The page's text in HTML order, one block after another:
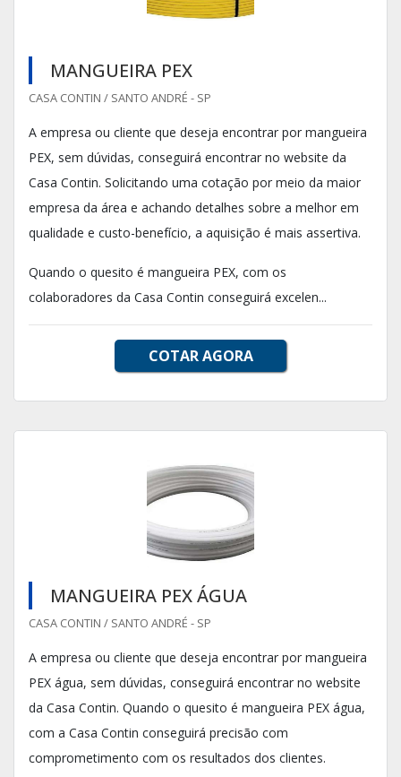
MANGUEIRA PEX
CASA CONTIN / SANTO ANDRÉ - SP
A empresa ou cliente que deseja encontrar por mangueira
PEX, sem dúvidas, conseguirá encontrar no website da
Casa Contin. Solicitando uma cotação por meio da maior
empresa da área e achando detalhes sobre a melhor em
qualidade e custo-benefício, a aquisição é mais assertiva.
Quando o quesito é mangueira PEX, com os
colaboradores da Casa Contin conseguirá excelen...
COTAR AGORA
MANGUEIRA PEX ÁGUA
CASA CONTIN / SANTO ANDRÉ - SP
A empresa ou cliente que deseja encontrar por mangueira
PEX água, sem dúvidas, conseguirá encontrar no website
da Casa Contin. Quando o quesito é mangueira PEX água,
com a Casa Contin conseguirá precisão com
comprometimento com os resultados dos clientes.